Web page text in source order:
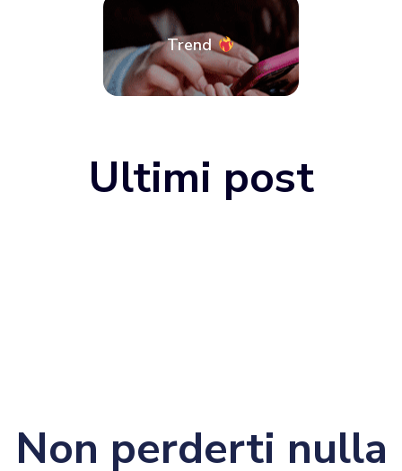
Trend
Ultimi post
Non perderti nulla